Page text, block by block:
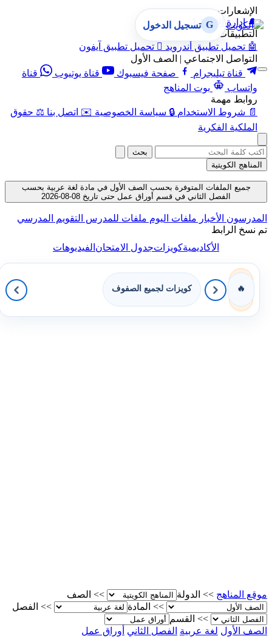
الإشعارات
🔔 إدارة الإشعارات
التطبيقات
🤖 تحميل تطبيق أندرويد  تحميل تطبيق آيفون
التواصل الاجتماعي | الصف الأول
قناة تيليجرام
صفحة فيسبوك قناة يوتيوب
قناة
واتساب
بوت المناهج
روابط مهمة
📄 شروط الاستخدام 🔒 سياسة الخصوصية ✉️ اتصل بنا ⚖️ حقوق
الملكية الفكرية
G تسجيل الدخول
بحث
المناهج الكويتية
جميع الملفات المتوفرة بحسب الصف الأول في مادة لغة عربية بحسب
الفصل الثاني في قسم أوراق عمل حتى تاريخ 08-08-2026
المدرسون الأخبار ملفات اليوم ملفات للمدرس التقويم المدرسي
تم نسخ الرابط
الأكاديميةكويزاتجدول الامتحانالفيديوهات
🔥 كويزات لجميع الصفوف
موقع المناهج >> الدولة >>
الصف
>>
المادة >>
الفصل
>>
القسم
الصف الأول لغة عربية الفصل الثاني أوراق عمل